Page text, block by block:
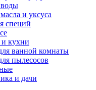
и уксуса
специй
и кухни
ванной комнаты
пылесосов
и дачи